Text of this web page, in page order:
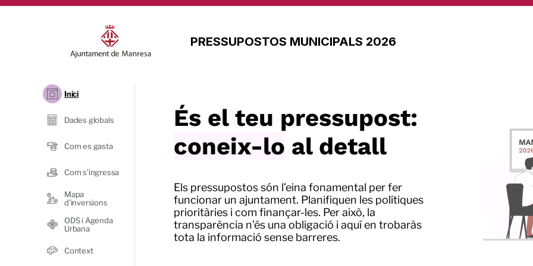
PRESSUPOSTOS MUNICIPALS 2026
Inici
Dades globals
Com es gasta
Com s’ingressa
Mapa
d’inversions
ODS i Agenda
Urbana
Context
És el teu pressupost:
coneix-lo al detall
Els pressupostos són l’eina fonamental per fer
funcionar un ajuntament. Planifiquen les polítiques
prioritàries i com finançar-les. Per això, la
transparència n’és una obligació i aquí en trobaràs
tota la informació sense barreres.